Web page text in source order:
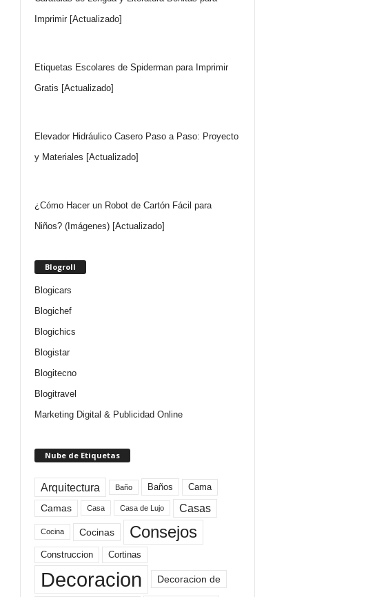
Imprimir [Actualizado]
Etiquetas Escolares de Spiderman para Imprimir
Gratis [Actualizado]
Elevador Hidráulico Casero Paso a Paso: Proyecto
y Materiales [Actualizado]
¿Cómo Hacer un Robot de Cartón Fácil para
Niños? (Imágenes) [Actualizado]
Blogroll
Blogicars
Blogichef
Blogichics
Blogistar
Blogitecno
Blogitravel
Marketing Digital & Publicidad Online
Nube de Etiquetas
Arquitectura Baño Baños Cama
Camas Casa Casa de Lujo Casas
Cocina Cocinas Consejos
Construccion Cortinas
Decoracion Decoracion de